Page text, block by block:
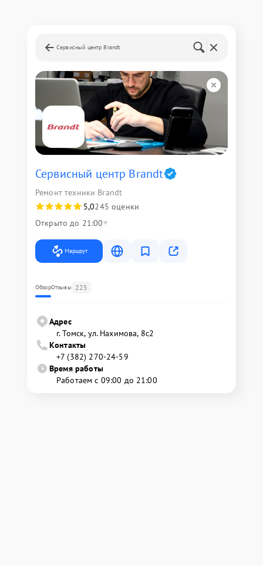
Сервисный центр Brandt
Сервисный центр Brandt
Ремонт техники Brandt
5,0245 оценки
Открыто до 21:00
Маршрут
ОбзорОтзывы 225
Адрес
г. Томск, ул. Нахимова, 8с2
Контакты
+7 (382) 270-24-59
Время работы
Работаем с 09:00 до 21:00